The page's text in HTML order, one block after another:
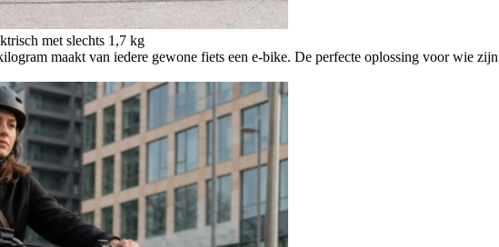
met slechts 1,7 kg
maakt van iedere gewone fiets een e-bike. De perfecte oplossing voor wie